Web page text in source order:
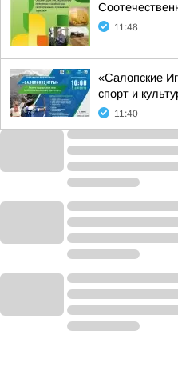
11:48
«Салопские
спорт и
11:40